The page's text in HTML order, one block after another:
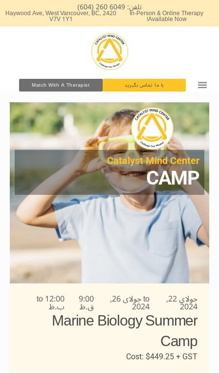
محتوا
تلفن: 6049 260 (604)
In-Person & Online Therapy
Available Now!
2420 Haywood Ave, West Vancouver, BC,
V7V 1Y1
با ما تماس بگیرید Match With A Therapist
Catalyst Mind Center​
CAMP
جولای 22, 2024 to جولای 26, 2024
9:00
ق.ظ to 12:00
ب.ظ
Marine Biology Summer
Camp​​
Cost: $449.25 + GST